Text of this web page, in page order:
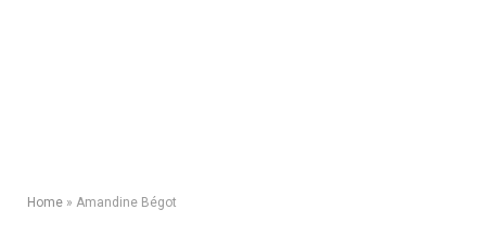
Home » Amandine Bégot